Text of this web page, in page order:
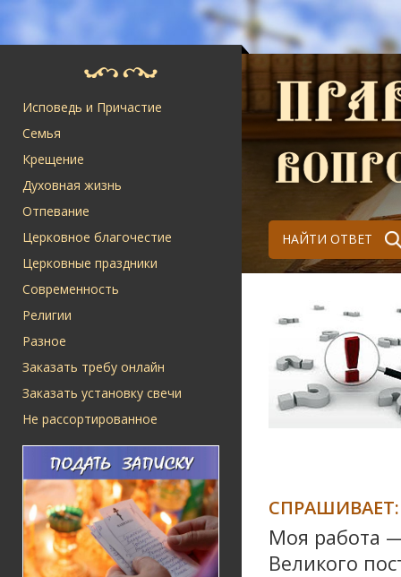
Исповедь и Причастие
Семья
Крещение
Духовная жизнь
Отпевание
Церковное благочестие
Церковные праздники
Современность
Религии
Разное
Заказать требу онлайн
Заказать установку свечи
Не рассортированное
НАЙТИ ОТВЕТ
СПРАШИВАЕТ:
Моя работа
Великого